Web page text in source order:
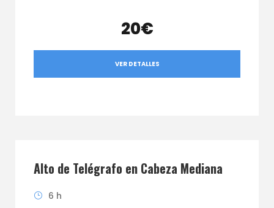
20€
VER DETALLES
Alto de Telégrafo en Cabeza Mediana
6 h